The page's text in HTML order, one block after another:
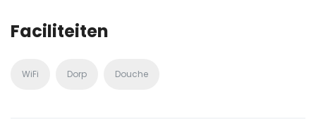
Faciliteiten
WiFi Dorp Douche